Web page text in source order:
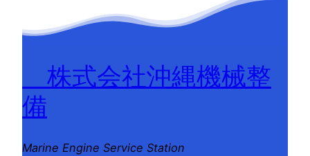
株式会社沖縄機械整
備
Marine Engine Service Station